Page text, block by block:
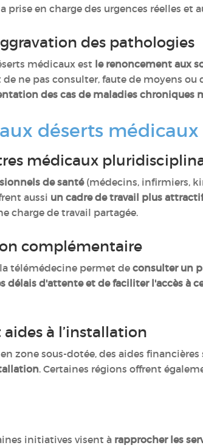
prise en charge des urgences réelles et
des pathologies
médicaux est le renoncement aux
ne pas consulter, faute de moyens
des cas de maladies chroniques
déserts médicaux
médicaux
de santé (médecins, infirmiers,
aussi un cadre de travail plus
charge de travail partagée.
complémentaire
télémédecine permet de consulter un
délais d'attente et de faciliter l'accès à
à l’installation
zone sous-dotée, des aides
. Certaines régions offrent
initiatives visent à rapprocher les